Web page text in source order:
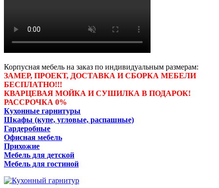
Корпусная мебель на заказ по индивидуальным размерам:
ЗАМЕР, ПРОЕКТ, ДОСТАВКА И СБОРКА МЕБЕЛИ
БЕСПЛАТНО!!!
КВАРЦЕВАЯ МОЙКА И СУШИЛКА В ПОДАРОК!
РАССРОЧКА 0%
Кухонные гарнитуры
Шкафы (купе, угловые, распашные)
Гардеробные
Офисная мебель
Прихожие
Мебель для детской
Мебель для гостиной